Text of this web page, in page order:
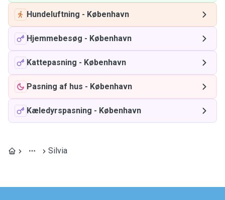
Hundeluftning - København
Hjemmebesøg - København
Kattepasning - København
Pasning af hus - København
Kæledyrspasning - København
Silvia